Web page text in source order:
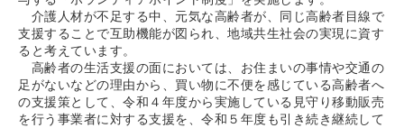
介護人材が不足する中、元気な高齢者が、同じ高齢者目線で
支援することで互助機能が図られ、地域共生社会の実現に資す
ると考えています。
高齢者の生活支援の面においては、お住まいの事情や交通の
足がないなどの理由から、買い物に不便を感じている高齢者へ
の支援策として、令和４年度から実施している見守り移動販売
を行う事業者に対する支援を、令和５年度も引き続き継続して